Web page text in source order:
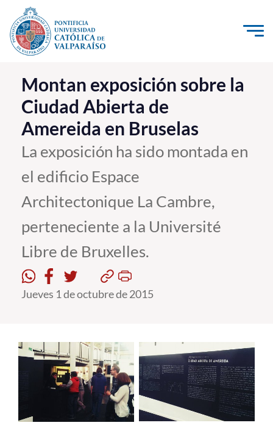
Click acá para ir directamente al contenido
La Universidad
Investigación, Creación e Innovación
PUCV Internacional
Vinculación con el Medio
Admisión
Formación Continua
Funcionarios
English
Montan exposición sobre la
Ciudad Abierta de
Amereida en Bruselas
La exposición ha sido montada en
el edificio Espace
Architectonique La Cambre,
perteneciente a la Université
Libre de Bruxelles.
Jueves 1 de octubre de 2015